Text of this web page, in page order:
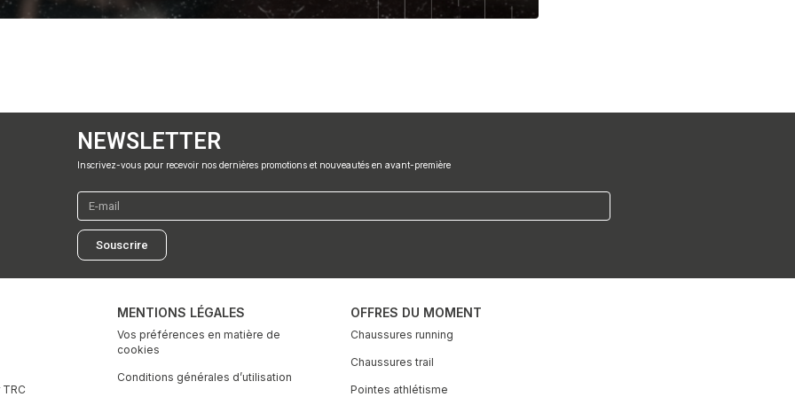
NEWSLETTER
Inscrivez-vous pour recevoir nos dernières promotions et nouveautés en avant-première
mail
Souscrire
MENTIONS LÉGALES
Vos préférences en matière de
cookies
Conditions générales d’utilisation
OFFRES DU MOMENT
Chaussures running
Chaussures trail
Pointes athlétisme